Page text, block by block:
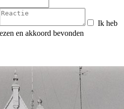
Ik heb
en akkoord bevonden